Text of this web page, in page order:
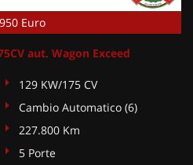
Euro
aut. Wagon Exceed
129 KW/175 CV
Cambio Automatico (6)
227.800 Km
5 Porte